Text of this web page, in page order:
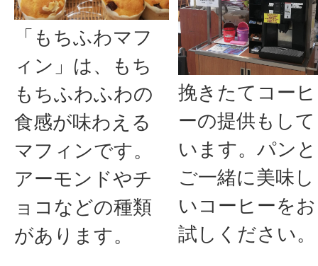
「もちふわマフ
ィン」は、もち
もちふわふわの
食感が味わえる
マフィンです。
アーモンドやチ
ョコなどの種類
があります。
挽きたてコーヒ
ーの提供もして
います。パンと
ご一緒に美味し
いコーヒーをお
試しください。